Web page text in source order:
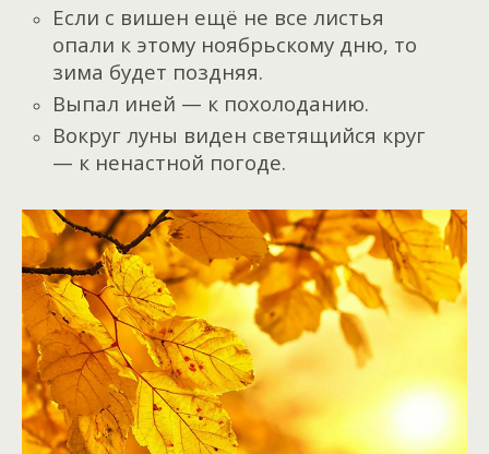
Если с вишен ещё не все листья
опали к этому ноябрьскому дню, то
зима будет поздняя.
Выпал иней — к похолоданию.
Вокруг луны виден светящийся круг
— к ненастной погоде.